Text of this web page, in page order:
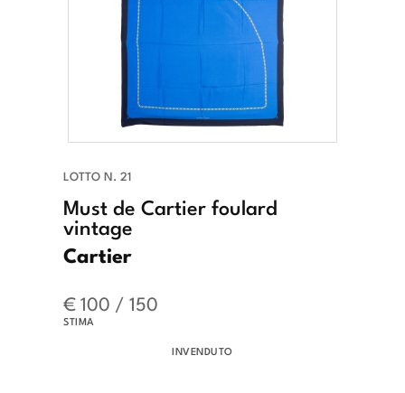
LOTTO N. 21
Cartier
Must de Cartier foulard
vintage
€ 100 / 150
STIMA
INVENDUTO